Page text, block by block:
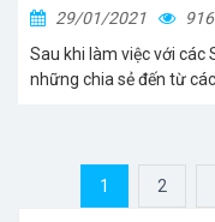
29/01/2021
916
Sau khi làm việc với các
những chia sẻ đến từ
1 2